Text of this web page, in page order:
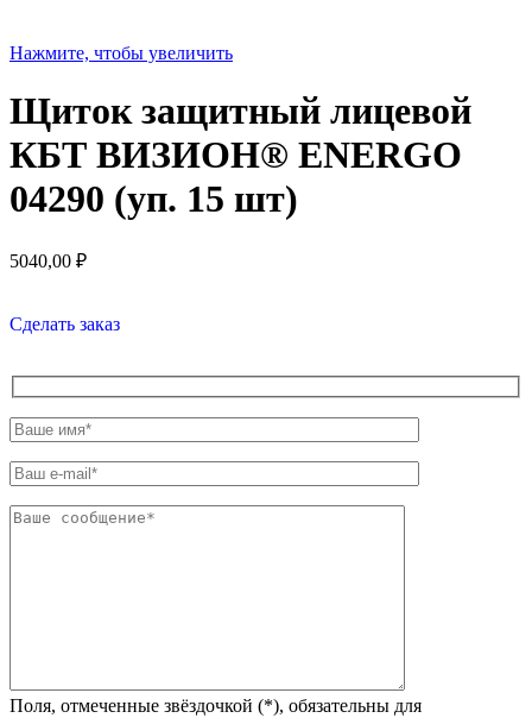
Нажмите, чтобы увеличить
Щиток защитный лицевой
КБТ ВИЗИОН® ENERGO
04290 (уп. 15 шт)
5040,00 ₽
Сделать заказ
Поля, отмеченные звёздочкой (*), обязательны для